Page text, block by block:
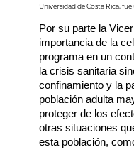
Universidad de Costa Rica,
Por su parte la
importancia de la
programa en un
la crisis sanitaria
confinamiento y la
población adulta
proteger de los
otras situaciones
esta población,